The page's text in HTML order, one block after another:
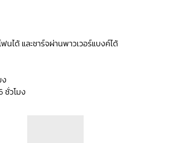
ได้ และชาร์จผ่านพาวเวอร์แบงค์ได้
ชั่วโมง